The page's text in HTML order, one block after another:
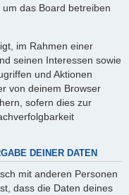
das Board betreiben
im Rahmen einer
seinen Interessen sowie
und Aktionen
von deinem Browser
sofern dies zur
DEINER DATEN
mit anderen Personen
dass die Daten deines